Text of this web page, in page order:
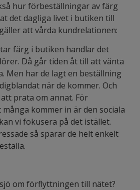
hur förbeställningar av färg
det dagliga livet i butiken till
att vårda kundrelationen:
färg i butiken handlar det
Då går tiden åt till att vänta
Men har de lagt en beställning
när de kommer. Och
prata om annat. För
kommer in är den sociala
vi fokusera på det istället.
så sparar de helt enkelt
om förflyttningen till nätet?